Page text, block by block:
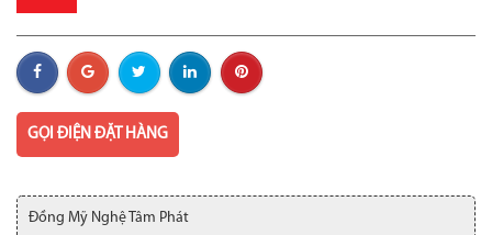
GỌI ĐIỆN ĐẶT HÀNG
Đồng Mỹ Nghệ Tâm Phát